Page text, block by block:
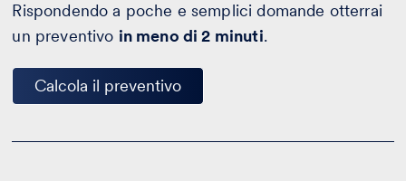
Rispondendo a poche e semplici domande otterrai
un preventivo in meno di 2 minuti.
Calcola il preventivo